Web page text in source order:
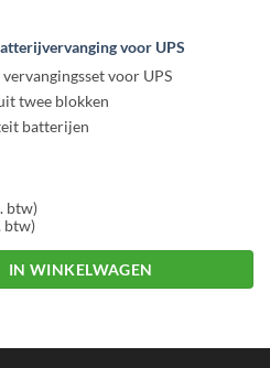
voor UPS
vervangingsset voor UPS
twee blokken
batterijen
btw)
btw)
IN WINKELWAGEN